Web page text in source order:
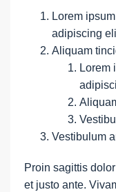
Lorem
adipiscing
Aliquam
Lorem
Vestibulum
Proin sagittis
et justo ante.